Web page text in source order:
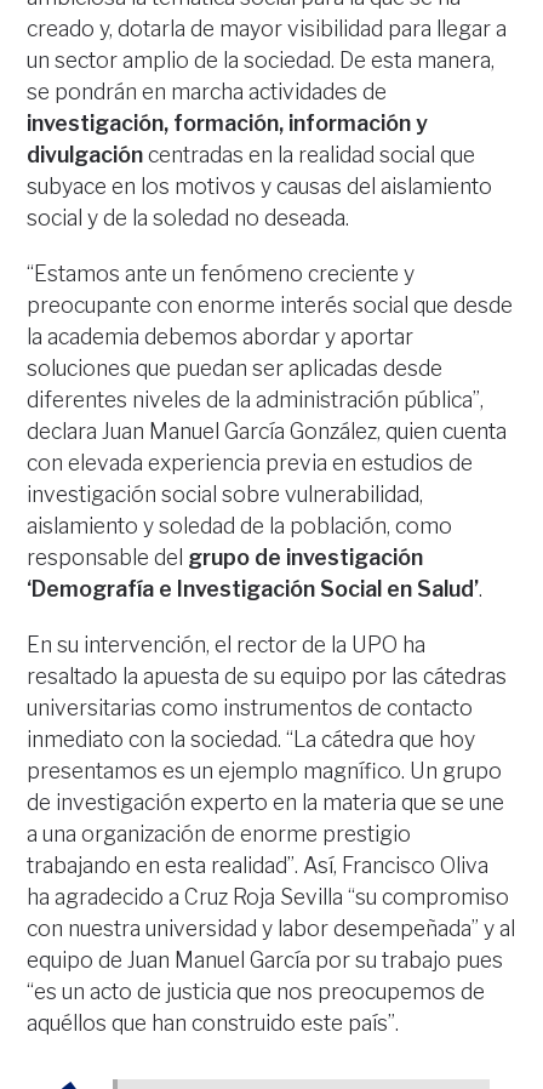
creado y, dotarla de mayor visibilidad para llegar a
un sector amplio de la sociedad. De esta manera,
se pondrán en marcha actividades de
investigación, formación, información y
divulgacióncentradas en la realidad social que
subyace en los motivos y causas del aislamiento
social y de la soledad no deseada.
“Estamos ante un fenómeno creciente y
preocupante con enorme interés social que desde
la academia debemos abordar y aportar
soluciones que puedan ser aplicadas desde
diferentes niveles de la administración pública”,
declara Juan Manuel García González, quien cuenta
con elevada experiencia previa en estudios de
investigación social sobre vulnerabilidad,
aislamiento y soledad de la población, como
responsable del grupo de investigación
‘Demografía e Investigación Social en Salud’.
En su intervención, el rector de la UPO ha
resaltado la apuesta de su equipo por las cátedras
universitarias como instrumentos de contacto
inmediato con la sociedad. “La cátedra que hoy
presentamos es un ejemplo magnífico. Un grupo
de investigación experto en la materia que se une
a una organización de enorme prestigio
trabajando en esta realidad”. Así, Francisco Oliva
ha agradecido a Cruz Roja Sevilla “su compromiso
con nuestra universidad y labor desempeñada” y al
equipo de Juan Manuel García por su trabajo pues
“es un acto de justicia que nos preocupemos de
aquéllos que han construido este país”.